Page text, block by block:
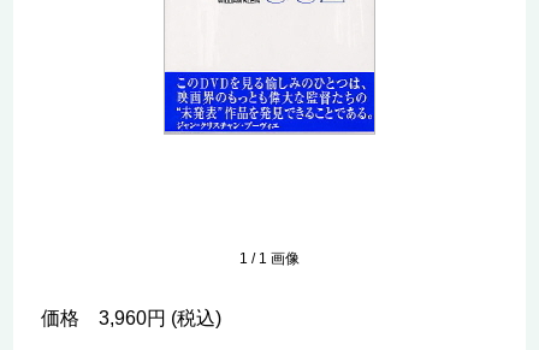
1 / 1 画像
価格 3,960円 (税込)